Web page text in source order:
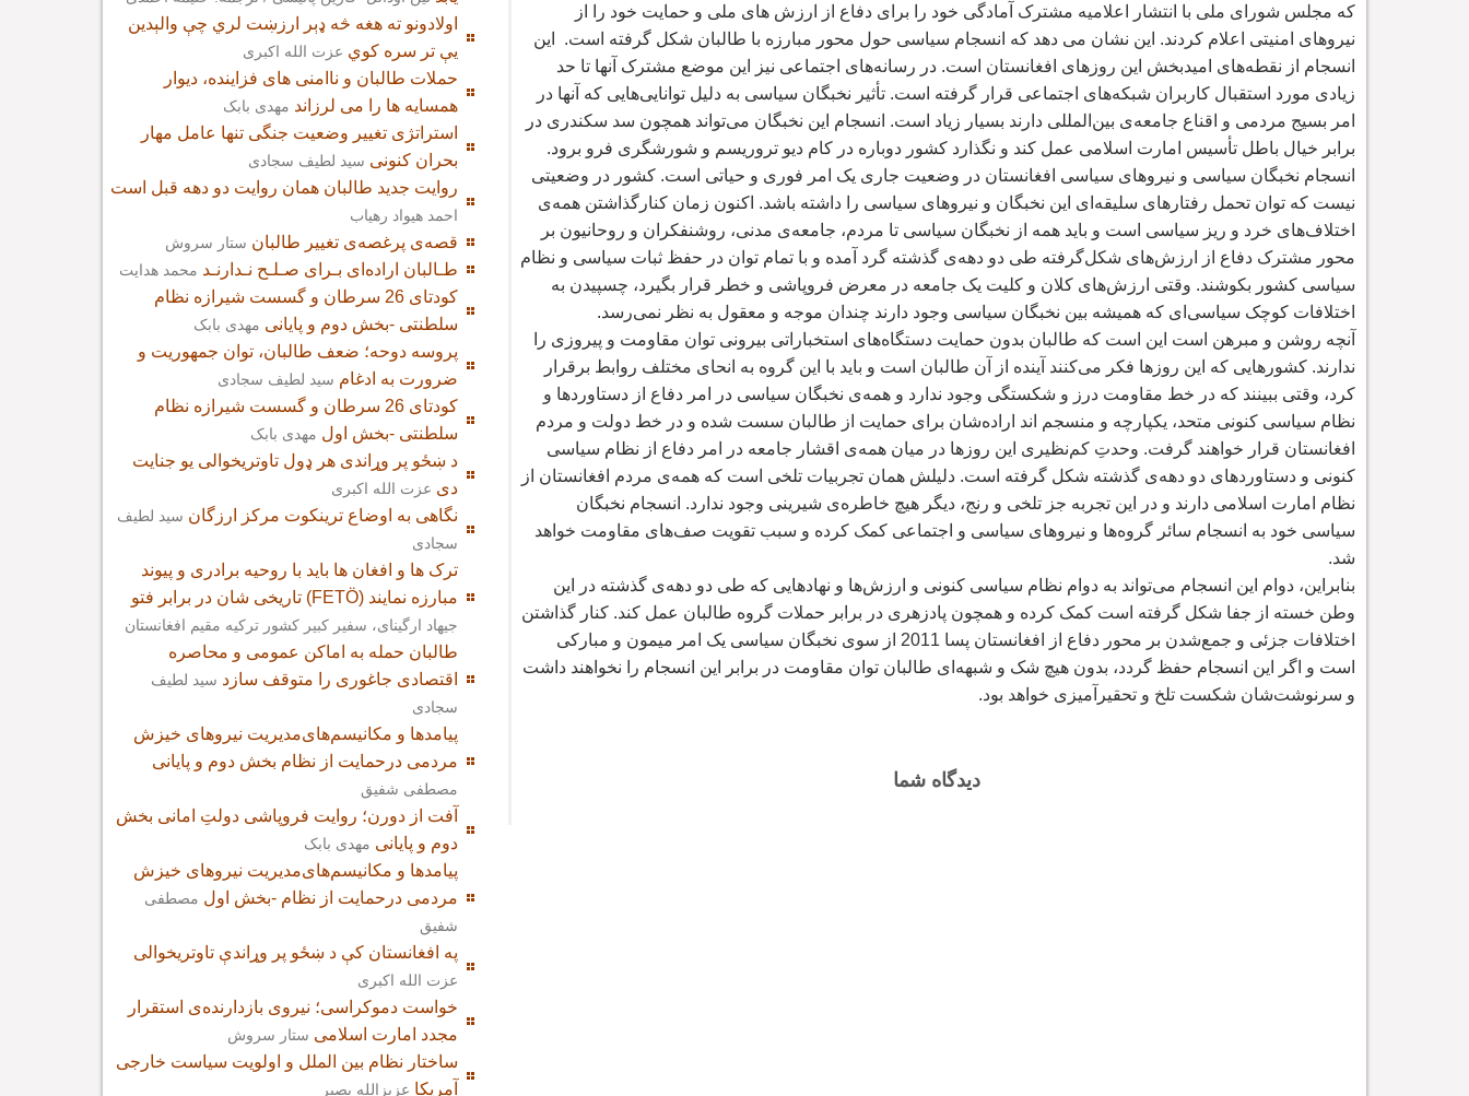
که مجلس شورای ملی با انتشار اعلامیه مشترک آمادگی خود را برای دفاع از ارزش های ملی و حمایت خود را از
نیروهای امنیتی اعلام کردند. این نشان می دهد که انسجام سیاسی حول محور مبارزه با طالبان شکل گرفته است. این
انسجام از نقطههای امیدبخش این روزهای افغانستان است. در رسانههای اجتماعی نیز این موضع مشترک آنها تا حد
زیادی مورد استقبال کاربران شبکههای اجتماعی قرار گرفته است. تأثیر نخبگان سیاسی به دلیل تواناییهایی که آنها در
امر بسیج مردمی و اقناع جامعهی بین المللی دارند بسیار زیاد است. انسجام این نخبگان میتواند همچون سد سکندری در
برابر خیال باطل تأسیس امارت اسلامی عمل کند و نگذارد کشور دوباره در کام دیو تروریسم و شورشگری فرو برود.
انسجام نخبگان سیاسی و نیروهای سیاسی افغانستان در وضعیت جاری یک امر فوری و حیاتی است. کشور در وضعیتی
نیست که توان تحمل رفتارهای سلیقه ای این نخبگان و نیروهای سیاسی را داشته باشد. اکنون زمان کنارگذاشتن همهی
اختلافهای خرد و ریز سیاسی است و باید همه از نخبگان سیاسی تا مردم، جامعهی مدنی، روشنفکران و روحانیون بر
محور مشترک دفاع از ارزشهای شکلگرفته طی دو دههی گذشته گرد آمده و با تمام توان در حفظ ثبات سیاسی و نظام
سیاسی کشور بکوشند. وقتی ارزشهای کلان و کلیت یک جامعه در معرض فروپاشی و خطر قرار بگیرد، چسپیدن به
اختلافات کوچک سیاسی ای که همیشه بین نخبگان سیاسی وجود دارند چندان موجه و معقول به نظر نمیرسد.
آنچه روشن و مبرهن است این است که طالبان بدون حمایت دستگاههای استخباراتی بیرونی توان مقاومت و پیروزی را
ندارند. کشورهایی که این روزها فکر میکنند آینده از آن طالبان است و باید با این گروه به انحای مختلف روابط برقرار
کرد، وقتی ببینند که در خط مقاومت درز و شکستگی وجود ندارد و همهی نخبگان سیاسی در امر دفاع از دستاوردها و
نظام سیاسی کنونی متحد، یکپارچه و منسجم اند ارادهشان برای حمایت از طالبان سست شده و در خط دولت و مردم
افغانستان قرار خواهند گرفت. وحدتِ کمنظیری این روزها در میان همهی اقشار جامعه در امر دفاع از نظام سیاسی
کنونی و دستاوردهای دو دههی گذشته شکل گرفته است. دلیلش همان تجربیات تلخی است که همهی مردم افغانستان از
نظام امارت اسلامی دارند و در این تجربه جز تلخی و رنج، دیگر هیچ خاطرهی شیرینی وجود ندارد. انسجام نخبگان
سیاسی خود به انسجام سائر گروهها و نیروهای سیاسی و اجتماعی کمک کرده و سبب تقویت صفهای مقاومت خواهد
شد.
بنابراین، دوام این انسجام میتواند به دوام نظام سیاسی کنونی و ارزشها و نهادهایی که طی دو دههی گذشته در این
وطن خسته از جفا شکل گرفته است کمک کرده و همچون پادزهری در برابر حملات گروه طالبان عمل کند. کنار گذاشتن
اختلافات جزئی و جمع
شدن بر محور دفاع از افغانستان پسا 2011 از سوی نخبگان سیاسی یک امر میمون و مبارکی
است و اگر این انسجام حفظ گردد، بدون هیچ شک و شبهه ای طالبان توان مقاومت در برابر این انسجام را نخواهند داشت
و سرنوشتشان شکست تلخ و تحقیرآمیزی خواهد بود.
دیدگاه شما
اولادونو ته هغه څه ډېر ارزښت لري چې والېدین
یې تر سره کوي عزت الله اکبری
حملات طالبان و ناامنی های فزاینده، دیوار
همسایه ها را می لرزاند مهدی بابک
استراتژی تغییر وضعیت جنگی تنها عامل مهار
بحران کنونی سید لطیف سجادی
روایت جدید طالبان همان روایت دو دهه قبل است
احمد هیواد رهیاب
قصه‌ی پرغصه‌ی تغییر طالبان ستار سروش
طـالبان اراده‌ای بـرای صـلـح نـدارنـد محمد هدایت
کودتای 26 سرطان و گسست شیرازه نظام
سلطنتی -بخش دوم و پایانی مهدی بابک
پروسه دوحه؛ ضعف طالبان، توان جمهوریت و
ضرورت به ادغام سید لطیف سجادی
کودتای 26 سرطان و گسست شیرازه نظام
سلطنتی -بخش اول مهدی بابک
د ښځو پر وړاندی هر ډول تاوتریخوالی یو جنایت
دی عزت الله اکبری
نگاهی به اوضاع ترینکوت مرکز ارزگان سید لطیف
سجادی
ترک ها و افغان ها باید با روحیه برادری و پیوند
تاریخی شان در برابر فتو (FETÖ) مبارزه نمایند
جیهاد ارگینای، سفیر کبیر کشور ترکیه مقیم افغانستان
طالبان حمله به اماکن عمومی و محاصره
اقتصادی جاغوری را متوقف سازد سید لطیف
سجادی
پیامدها و مکانیسم‌های‌مدیریت نیروهای خیزش
مردمی درحمایت از نظام بخش دوم و پایانی
مصطفی شفیق
آفت از دورن؛ روایت فروپاشی دولتِ امانی بخش
دوم و پایانی مهدی بابک
پیامدها و مکانیسم‌های‌مدیریت نیروهای خیزش
مردمی درحمایت از نظام -بخش اول مصطفی
شفیق
په افغانستان کې د ښځو پر وړاندې تاوتریخوالی
عزت الله اکبری
خواست دموکراسی؛ نیروی بازدارنده‌ی استقرار
مجدد امارت اسلامی ستار سروش
ساختار نظام بین الملل و اولویت سیاست خارجی
آمریکا عزیزالله بصیر